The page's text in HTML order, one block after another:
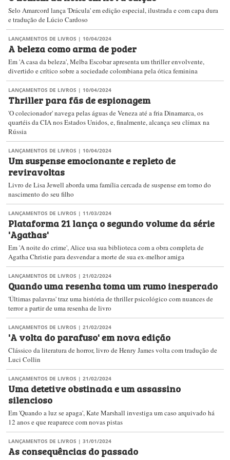
Selo Amarcord lança 'Drácula' em edição especial, ilustrada e com capa dura
e tradução de Lúcio Cardoso
LANÇAMENTOS DE LIVROS | 10/04/2024
A beleza como arma de poder
Em 'A casa da beleza', Melba Escobar apresenta um thriller envolvente,
divertido e crítico sobre a sociedade colombiana pela ótica feminina
LANÇAMENTOS DE LIVROS | 10/04/2024
Thriller para fãs de espionagem
'O colecionador' navega pelas águas de Veneza até a fria Dinamarca, os
quartéis da CIA nos Estados Unidos, e, finalmente, alcança seu clímax na
Rússia
LANÇAMENTOS DE LIVROS | 10/04/2024
Um suspense emocionante e repleto de
reviravoltas
Livro de Lisa Jewell aborda uma família cercada de suspense em torno do
nascimento do seu filho
LANÇAMENTOS DE LIVROS | 11/03/2024
Plataforma 21 lança o segundo volume da série
'Agathas'
Em 'A noite do crime', Alice usa sua biblioteca com a obra completa de
Agatha Christie para desvendar a morte de sua ex-melhor amiga
LANÇAMENTOS DE LIVROS | 21/02/2024
Quando uma resenha toma um rumo inesperado
'Últimas palavras' traz uma história de thriller psicológico com nuances de
terror a partir de uma resenha de livro
LANÇAMENTOS DE LIVROS | 21/02/2024
'A volta do parafuso' em nova edição
Clássico da literatura de horror, livro de Henry James volta com tradução de
Luci Collin
LANÇAMENTOS DE LIVROS | 21/02/2024
Uma detetive obstinada e um assassino
silencioso
Em 'Quando a luz se apaga', Kate Marshall investiga um caso arquivado há
12 anos e que reaparece com novas pistas
LANÇAMENTOS DE LIVROS | 31/01/2024
As consequências do passado